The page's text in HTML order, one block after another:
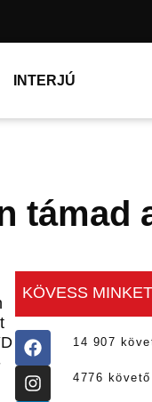
INTERJÚ
támad
KÖVESS
14 907
4776 követő